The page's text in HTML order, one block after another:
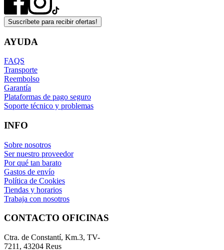
Suscríbete para recibir ofertas!
AYUDA
FAQS
Transporte
Reembolso
Garantía
Plataformas de pago seguro
Soporte técnico y problemas
INFO
Sobre nosotros
Ser nuestro proveedor
Por qué tan barato
Gastos de envío
Política de Cookies
Tiendas y horarios
Trabaja con nosotros
CONTACTO OFICINAS
Ctra. de Constantí, Km.3, TV-
7211, 43204 Reus